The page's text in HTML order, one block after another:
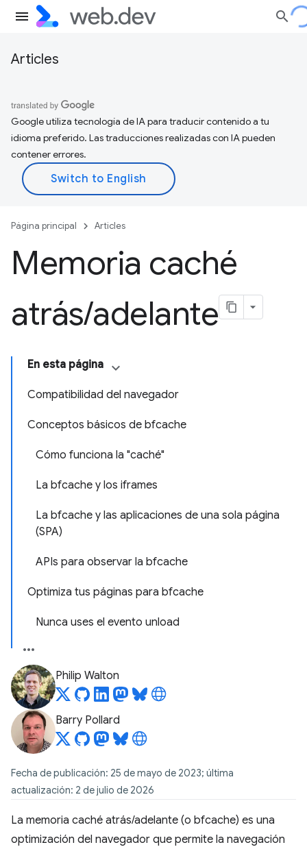
Articles
Google utiliza tecnología de IA para traducir contenido a tu
idioma preferido. Las traducciones realizadas con IA pueden
contener errores.
Página principal Articles
Memoria caché
atrás/adelante
En esta página
Compatibilidad del navegador
Conceptos básicos de bfcache
Cómo funciona la "caché"
La bfcache y los iframes
La bfcache y las aplicaciones de una sola página
(SPA)
APIs para observar la bfcache
Optimiza tus páginas para bfcache
Nunca uses el evento unload
Philip Walton
Barry Pollard
Fecha de publicación: 25 de mayo de 2023; última
actualización: 2 de julio de 2026
La memoria caché atrás/adelante (o bfcache) es una
optimización del navegador que permite la navegación